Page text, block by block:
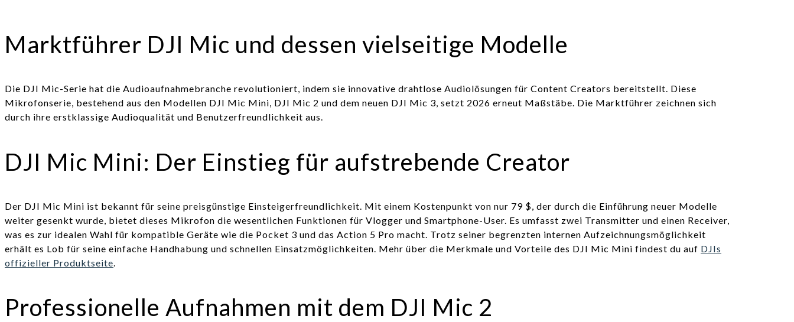
Marktführer DJI Mic und dessen vielseitige Modelle
Die DJI Mic-Serie hat die Audioaufnahmebranche revolutioniert, indem sie innovative drahtlose Audiolösungen für Content Creators bereitstellt. Diese
Mikrofonserie, bestehend aus den Modellen DJI Mic Mini, DJI Mic 2 und dem neuen DJI Mic 3, setzt 2026 erneut Maßstäbe. Die Marktführer zeichnen sich
durch ihre erstklassige Audioqualität und Benutzerfreundlichkeit aus.
DJI Mic Mini: Der Einstieg für aufstrebende Creator
Der DJI Mic Mini ist bekannt für seine preisgünstige Einsteigerfreundlichkeit. Mit einem Kostenpunkt von nur 79 $, der durch die Einführung neuer Modelle
weiter gesenkt wurde, bietet dieses Mikrofon die wesentlichen Funktionen für Vlogger und Smartphone-User. Es umfasst zwei Transmitter und einen Receiver,
was es zur idealen Wahl für kompatible Geräte wie die Pocket 3 und das Action 5 Pro macht. Trotz seiner begrenzten internen Aufzeichnungsmöglichkeit
erhält es Lob für seine einfache Handhabung und schnellen Einsatzmöglichkeiten. Mehr über die Merkmale und Vorteile des DJI Mic Mini findest du auf DJIs
offizieller Produktseite
Professionelle Aufnahmen mit dem DJI Mic 2